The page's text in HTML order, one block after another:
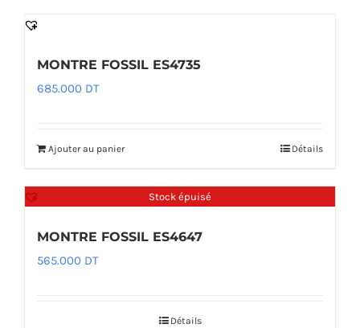
MONTRE FOSSIL ES4735
685.000 DT
Ajouter au panier Détails
Stock épuisé
MONTRE FOSSIL ES4647
565.000 DT
Détails